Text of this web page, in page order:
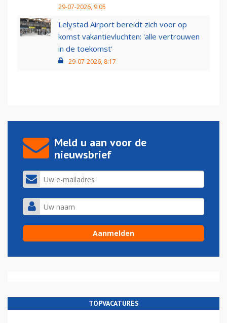
29-07-2026, 9:05
Lelystad Airport bereidt zich voor op
komst vakantievluchten: 'alle vertrouwen
in de toekomst'
29-07-2026, 8:17
Meld u aan voor de
nieuwsbrief
TOPVACATURES